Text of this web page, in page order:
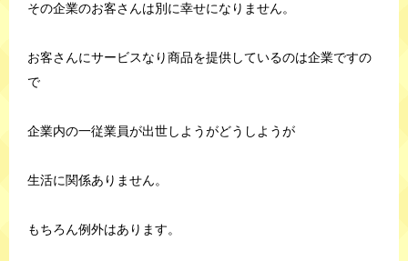
その企業のお客さんは別に幸せになりません。
お客さんにサービスなり商品を提供しているのは企業ですの
で
企業内の一従業員が出世しようがどうしようが
生活に関係ありません。
もちろん例外はあります。